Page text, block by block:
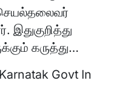
கருத்து…
Govt In